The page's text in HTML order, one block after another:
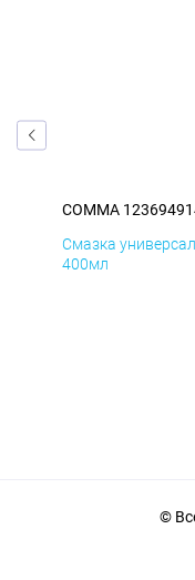
COMMA
Смазка
400мл
©